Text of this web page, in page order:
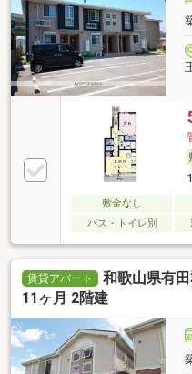
敷金なし
バス・トイレ別
賃貸アパート
和歌山県有
11ヶ月 2階建